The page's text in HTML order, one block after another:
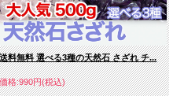
送料無料 選べる3種の天然石 さざれ チ...
価格:990円(税込)